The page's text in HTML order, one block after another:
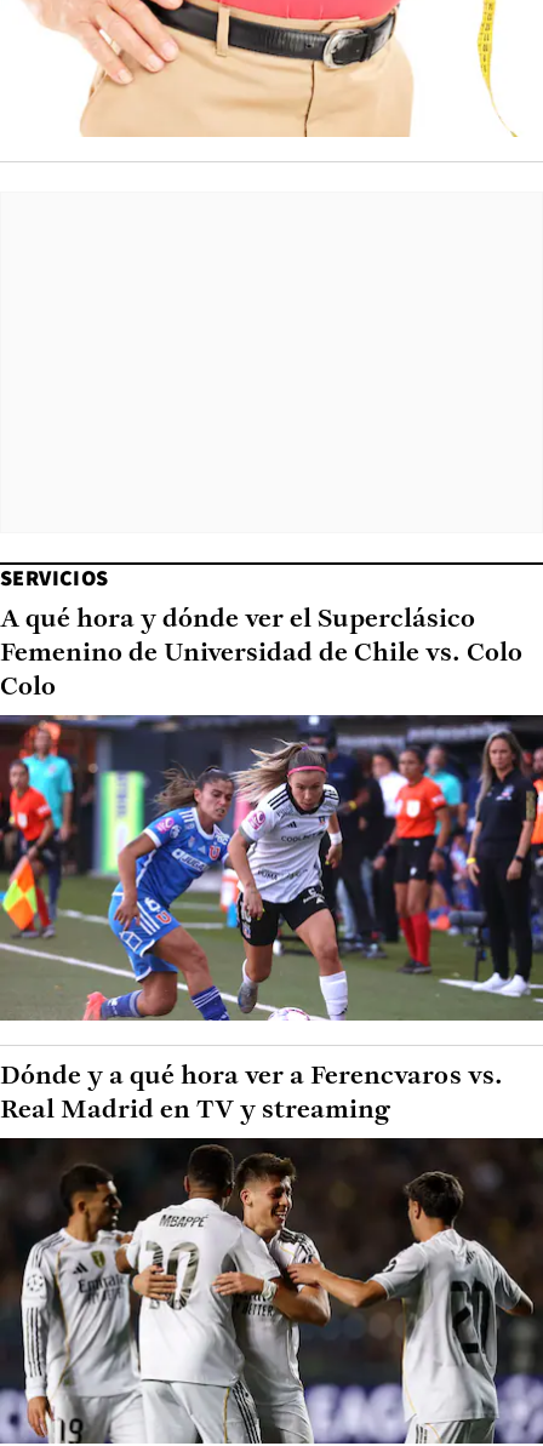
SERVICIOS
A qué hora y dónde ver el Superclásico
Femenino de Universidad de Chile vs. Colo
Colo
Dónde y a qué hora ver a Ferencvaros vs.
Real Madrid en TV y streaming